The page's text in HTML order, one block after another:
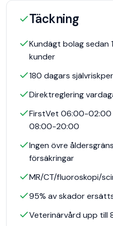
Täckning
Kundägt bolag sedan
kunder
180 dagars
Direktreglering
FirstVet 06:00-02:00
08:00-20:00
Ingen övre
försäkringar
MR/CT/fluoroskopi/
95% av skador
Veterinärvård upp till